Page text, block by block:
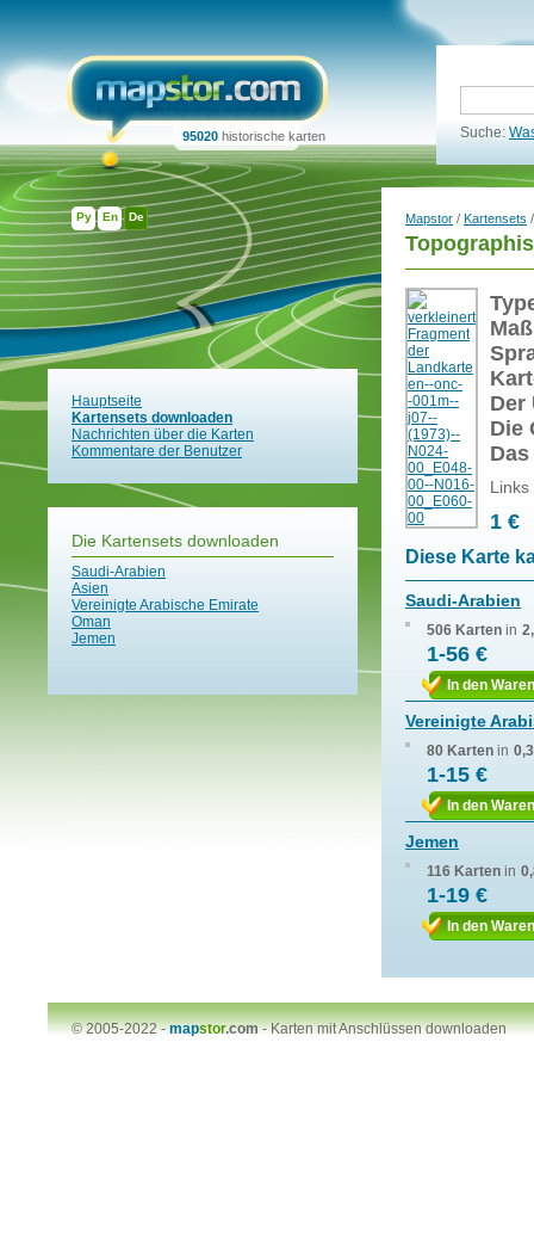
Ру En De
95020 historische karten Suche:
Hauptseite
Kartensets downloaden
Nachrichten über die Karten
Kommentare der Benutzer
Die Kartensets downloaden
Saudi-Arabien
Asien
Vereinigte Arabische Emirate
Oman
Jemen
Mapstor / Kartensets
Der
Die
1 €
Diese Karte
Saudi-Arabien
506 Karten in
1-56 €
In den
Vereinigte
80 Karten in
1-15 €
In den
Jemen
116 Karten in
1-19 €
In den
© 2005-2022 -mapstor.com-Karten mit Anschlüssen downloaden